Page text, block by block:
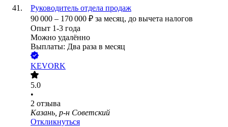
Руководитель отдела продаж
90 000 – 170 000 ₽ за месяц, до вычета налогов
Опыт 1-3 года
Можно удалённо
Выплаты: Два раза в месяц
KEVORK
5.0
•
2 отзыва
Казань, р-н Советский
Откликнуться